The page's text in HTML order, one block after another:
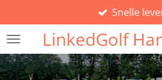
direct
naar
de
hoofdinhoud
LinkedGolf
Snelle